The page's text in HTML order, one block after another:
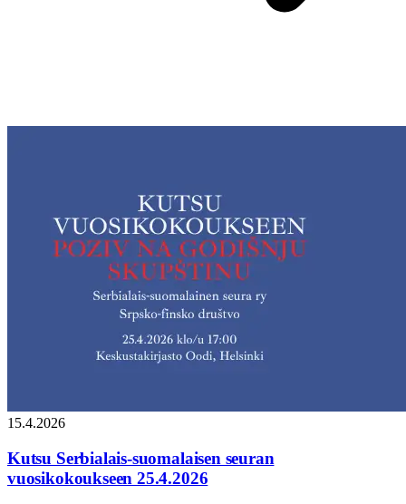
15.4.2026
Kutsu Serbialais-suomalaisen seuran
vuosikokoukseen 25.4.2026